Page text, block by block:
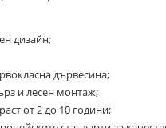
дизайн;
дървесина;
и лесен монтаж;
от 2 до 10 години;